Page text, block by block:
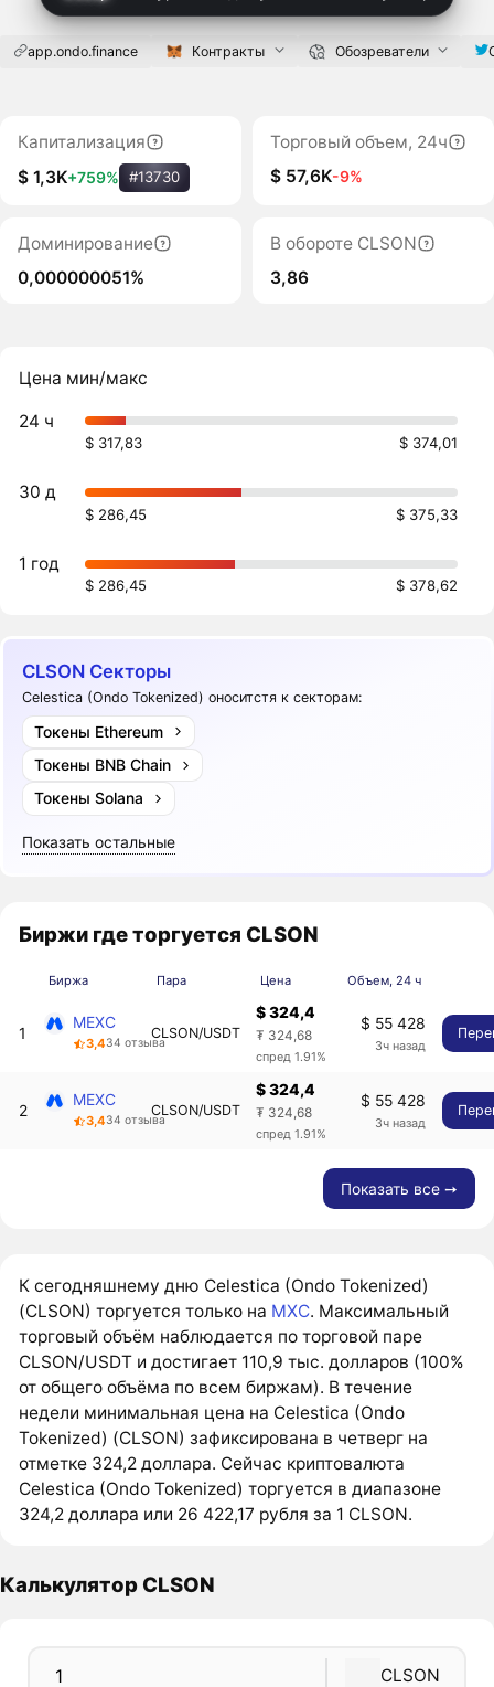
app.ondo.finance Контракты Обозреватели
Капитализация
$ 1,3K+759% #13730
Торговый объем, 24ч
$ 57,6K-9%
Доминирование
0,000000051%
В обороте CLSON
3,86
Цена мин/макс
24 ч
$ 317,83 $ 374,01
30 д
$ 286,45 $ 375,33
1 год
$ 286,45 $ 378,62
CLSON Секторы
Celestica (Ondo Tokenized) оноситстя к секторам:
Токены Ethereum
Токены BNB Chain
Токены Solana
Показать остальные
Биржи где торгуется CLSON
Биржа Пара Цена Объем, 24 ч
1
MEXC
3,434 отзыва
CLSON/USDT
$ 324,4
₮ 324,68
спред 1.91%
$ 55 428
3ч назад
2
MEXC
3,434 отзыва
CLSON/USDT
$ 324,4
₮ 324,68
спред 1.91%
$ 55 428
3ч назад
Показать все ➙
К сегодняшнему дню Celestica (Ondo Tokenized)
(CLSON) торгуется только на MXC. Максимальный
торговый объём наблюдается по торговой паре
CLSON/USDT и достигает 110,9 тыс. долларов (100%
от общего объёма по всем биржам). В течение
недели минимальная цена на Celestica (Ondo
Tokenized) (CLSON) зафиксирована в четверг на
отметке 324,2 доллара. Сейчас криптовалюта
Celestica (Ondo Tokenized) торгуется в диапазоне
324,2 доллара или 26 422,17 рубля за 1 CLSON.
Калькулятор CLSON
CLSON